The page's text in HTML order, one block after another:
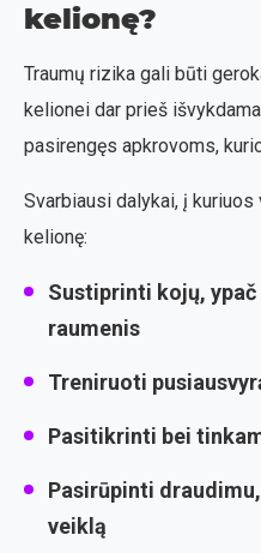
kelionę?
Traumų rizika gali būti
kelionei dar prieš
pasirengęs apkrovoms,
Svarbiausi dalykai, į
kelionę:
Sustiprinti kojų,
raumenis
Treniruoti
Pasitikrinti bei
Pasirūpinti
veiklą